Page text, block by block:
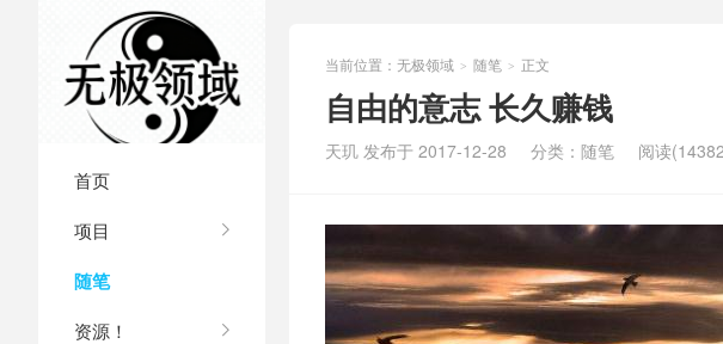
首页
项目
随笔
资源！
当前位置： 无极领域 > 随笔 > 正文
自由的意志 长久赚钱
天玑 发布于 2017-12-28 分类： 随笔 阅读